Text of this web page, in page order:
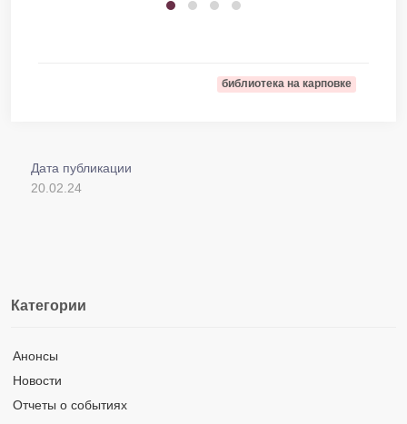
библиотека на карповке
Дата публикации
20.02.24
Категории
Анонсы
Новости
Отчеты о событиях